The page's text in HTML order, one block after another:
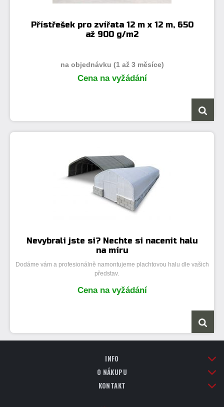
Přístřešek pro zvířata 12 m x 12 m, 650
až 900 g/m2
na objednávku (1 až 3 měsíce)
Nevybrali jste si? Nechte si nacenit halu
na míru
Dodáme vám a profesionálně namontujeme plachtovou halu dle vašich
představ.
INFO
O NÁKUPU
KONTAKT